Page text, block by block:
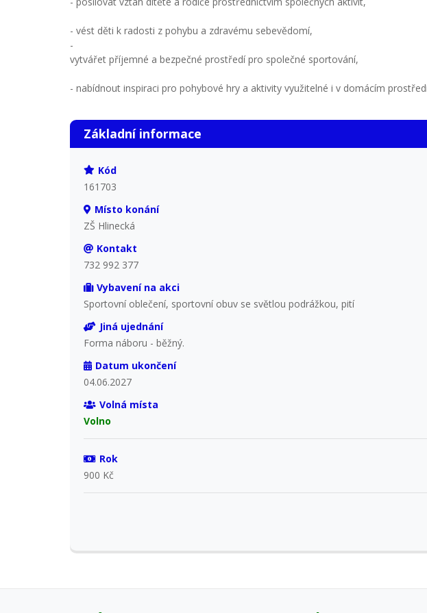
- vést děti k radosti z pohybu a zdravému sebevědomí,
-
vytvářet příjemné a bezpečné prostředí pro společné sportování,
- nabídnout inspiraci pro pohybové hry a aktivity využitelné i v domácím
Základní informace
Kód
161703
Místo konání
ZŠ Hlinecká
Kontakt
732 992 377
Vybavení na akci
Sportovní oblečení, sportovní obuv se světlou podrážkou, pití
Jiná ujednání
Forma náboru - běžný.
Datum ukončení
04.06.2027
Volná místa
Volno
Rok
900 Kč